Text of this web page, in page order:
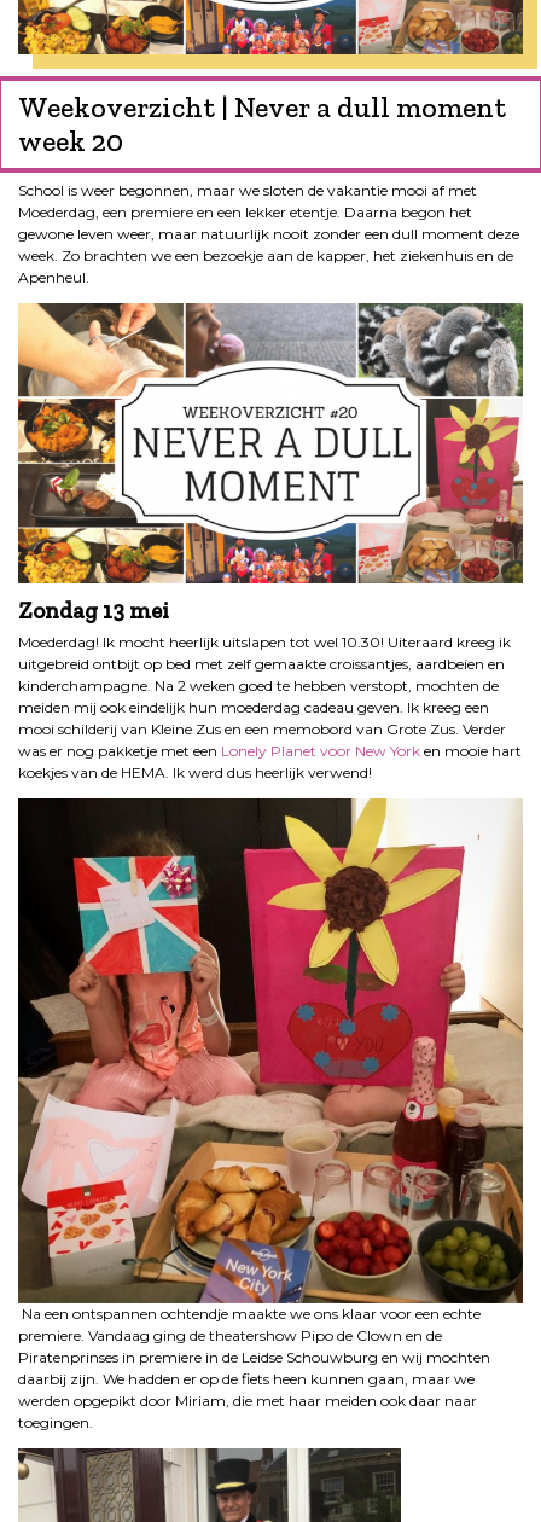
Weekoverzicht | Never a dull moment
week 20
School is weer begonnen, maar we sloten de vakantie mooi af met
Moederdag, een premiere en een lekker etentje. Daarna begon het
gewone leven weer, maar natuurlijk nooit zonder een dull moment deze
week. Zo brachten we een bezoekje aan de kapper, het ziekenhuis en de
Apenheul.
Zondag 13 mei
Moederdag! Ik mocht heerlijk uitslapen tot wel 10.30! Uiteraard kreeg ik
uitgebreid ontbijt op bed met zelf gemaakte croissantjes, aardbeien en
kinderchampagne. Na 2 weken goed te hebben verstopt, mochten de
meiden mij ook eindelijk hun moederdag cadeau geven. Ik kreeg een
mooi schilderij van Kleine Zus en een memobord van Grote Zus. Verder
was er nog pakketje met een Lonely Planet voor New York en mooie hart
koekjes van de HEMA. Ik werd dus heerlijk verwend!
Na een ontspannen ochtendje maakte we ons klaar voor een echte
premiere. Vandaag ging de theatershow Pipo de Clown en de
Piratenprinses in premiere in de Leidse Schouwburg en wij mochten
daarbij zijn. We hadden er op de fiets heen kunnen gaan, maar we
werden opgepikt door Miriam, die met haar meiden ook daar naar
toegingen.